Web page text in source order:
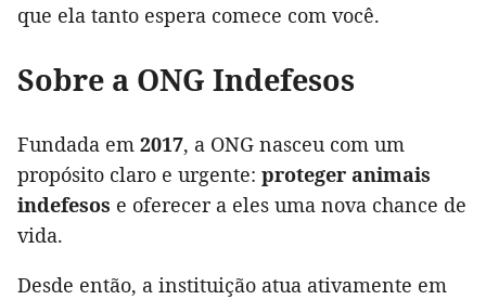
que ela tanto espera comece com você.
Sobre a ONG Indefesos
Fundada em 2017, a ONG nasceu com um
propósito claro e urgente: proteger animais
indefesos e oferecer a eles uma nova chance de
vida.
Desde então, a instituição atua ativamente em